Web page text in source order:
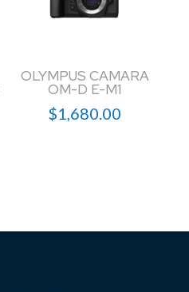
OLYMPUS CAMARA
OM-D E-M1
$1,680.00